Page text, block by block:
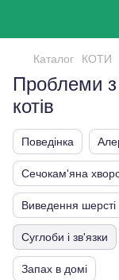
Каталог КОТИ
Проблеми з
котів
Поведінка
Сечокам'яна
Виведення шерсті
Суглоби і зв'язки
Запах в домі